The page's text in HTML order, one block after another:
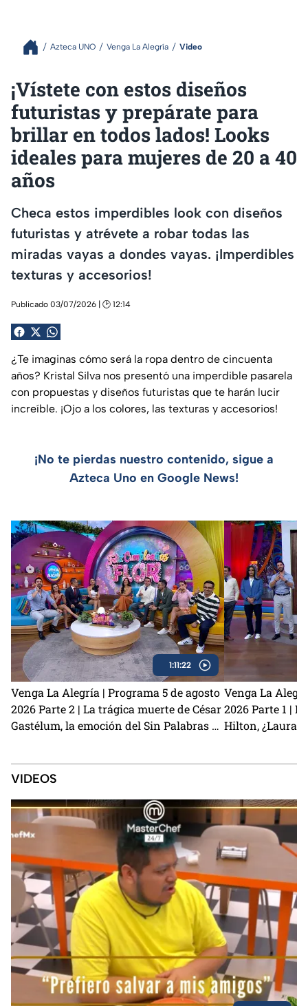
Azteca UNO Venga La Alegría Video
¡Vístete con estos diseños
futuristas y prepárate para
brillar en todos lados! Looks
ideales para mujeres de 20 a 40
años
Checa estos imperdibles look con diseños
futuristas y atrévete a robar todas las
miradas vayas a dondes vayas. ¡Imperdibles
texturas y accesorios!
Publicado 03/07/2026 | 🕑 12:14
¿Te imaginas cómo será la ropa dentro de cincuenta
años? Kristal Silva nos presentó una imperdible pasarela
con propuestas y diseños futuristas que te harán lucir
increíble. ¡Ojo a los colores, las texturas y accesorios!
¡No te pierdas nuestro contenido, sigue a
Azteca Uno en Google News!
1:11:22
Venga La Alegría | Programa 5 de agosto
2026 Parte 2 | La trágica muerte de César
Gastélum, la emoción del Sin Palabras y
Venga La
2026 Parte 1 |
Hilton, ¿Laura
VIDEOS